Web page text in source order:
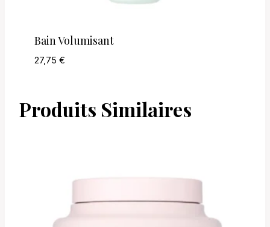
Bain Volumisant
27,75 €
Produits Similaires